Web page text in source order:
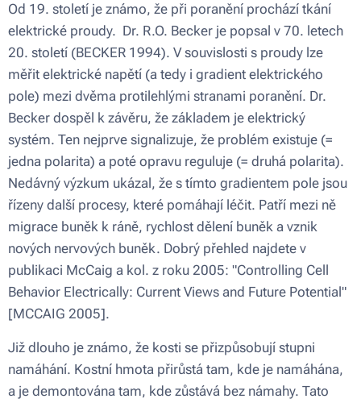
Od 19. století je známo, že při poranění prochází tkání
elektrické proudy. Dr. R.O. Becker je popsal v 70. letech
20. století (BECKER 1994). V souvislosti s proudy lze
měřit elektrické napětí (a tedy i gradient elektrického
pole) mezi dvěma protilehlými stranami poranění. Dr.
Becker dospěl k závěru, že základem je elektrický
systém. Ten nejprve signalizuje, že problém existuje (=
jedna polarita) a poté opravu reguluje (= druhá polarita).
Nedávný výzkum ukázal, že s tímto gradientem pole jsou
řízeny další procesy, které pomáhají léčit. Patří mezi ně
migrace buněk k ráně, rychlost dělení buněk a vznik
nových nervových buněk. Dobrý přehled najdete v
publikaci McCaig a kol. z roku 2005: "Controlling Cell
Behavior Electrically: Current Views and Future Potential"
[MCCAIG 2005].
Již dlouho je známo, že kosti se přizpůsobují stupni
namáhání. Kostní hmota přirůstá tam, kde je namáhána,
a je demontována tam, kde zůstává bez námahy. Tato